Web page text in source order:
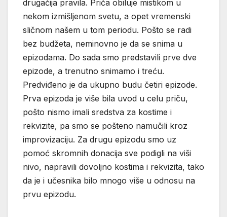
drugačija pravila. Priča obiluje mistikom u
nekom izmišljenom svetu, a opet vremenski
sličnom našem u tom periodu. Pošto se radi
bez budžeta, neminovno je da se snima u
epizodama. Do sada smo predstavili prve dve
epizode, a trenutno snimamo i treću.
Predviđeno je da ukupno budu četiri epizode.
Prva epizoda je više bila uvod u celu priču,
pošto nismo imali sredstva za kostime i
rekvizite, pa smo se pošteno namučili kroz
improvizaciju. Za drugu epizodu smo uz
pomoć skromnih donacija sve podigli na viši
nivo, napravili dovoljno kostima i rekvizita, tako
da je i učesnika bilo mnogo više u odnosu na
prvu epizodu.